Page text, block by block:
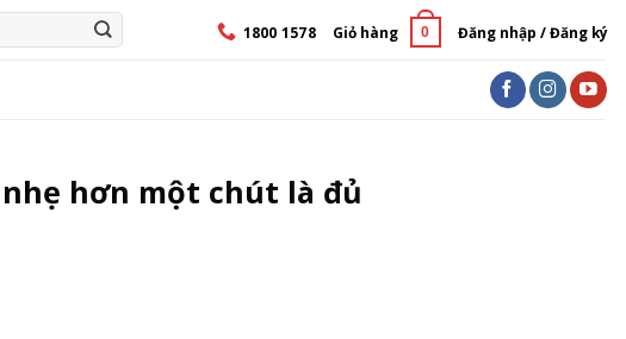
1800 1578 Giỏ hàng 0 Đăng nhập / Đăng ký
hơn một chút là đủ